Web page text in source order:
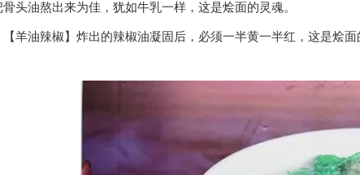
骨头油熬出来为佳，犹如牛乳一样，这是烩面的灵魂。
油辣椒】炸出的辣椒油凝固后，必须一半黄一半红，这是烩面